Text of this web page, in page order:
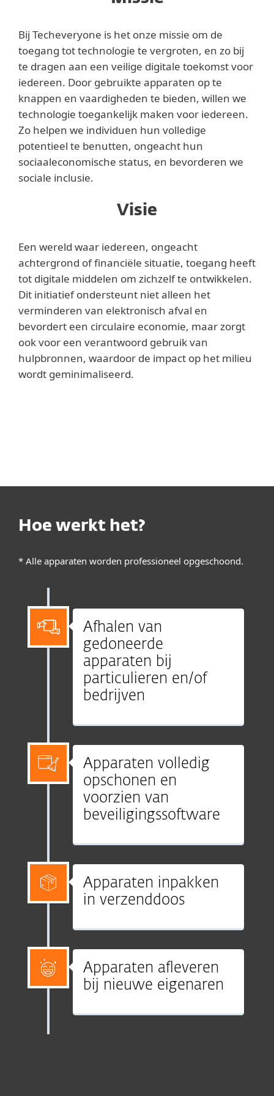
Bij Techeveryone is het onze missie om de
toegang tot technologie te vergroten, en zo bij
te dragen aan een veilige digitale toekomst voor
iedereen. Door gebruikte apparaten op te
knappen en vaardigheden te bieden, willen we
technologie toegankelijk maken voor iedereen.
Zo helpen we individuen hun volledige
potentieel te benutten, ongeacht hun
sociaaleconomische status, en bevorderen we
sociale inclusie.
Visie
Een wereld waar iedereen, ongeacht
achtergrond of financiële situatie, toegang heeft
tot digitale middelen om zichzelf te ontwikkelen.
Dit initiatief ondersteunt niet alleen het
verminderen van elektronisch afval en
bevordert een circulaire economie, maar zorgt
ook voor een verantwoord gebruik van
hulpbronnen, waardoor de impact op het milieu
wordt geminimaliseerd.
Hoe werkt het?
* Alle apparaten worden professioneel opgeschoond.
Afhalen van
gedoneerde
apparaten bij
particulieren en/of
bedrijven
Apparaten volledig
opschonen en
voorzien van
beveiligingssoftware
Apparaten inpakken
in verzenddoos
Apparaten afleveren
bij nieuwe eigenaren